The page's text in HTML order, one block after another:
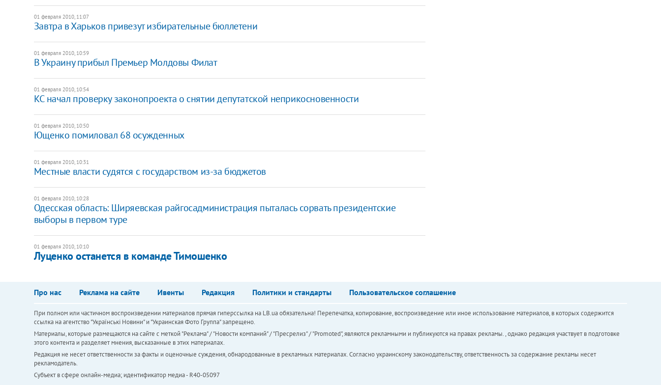
01 февраля 2010, 11:07
Завтра в Харьков привезут избирательные бюллетени
01 февраля 2010, 10:59
В Украину прибыл Премьер Молдовы Филат
01 февраля 2010, 10:54
КС начал проверку законопроекта о снятии депутатской неприкосновенности
01 февраля 2010, 10:50
Ющенко помиловал 68 осужденных
01 февраля 2010, 10:31
Местные власти судятся с государством из-за бюджетов
01 февраля 2010, 10:28
Одесская область: Ширяевская райгосадминистрация пыталась сорвать президентские
выборы в первом туре
01 февраля 2010, 10:10
Луценко останется в команде Тимошенко
Про нас Реклама на сайте Ивенты Редакция Политики и стандарты Пользовательское соглашение
При полном или частичном воспроизведении материалов прямая гиперссылка на LB.ua обязательна! Перепечатка, копирование, воспроизведение или иное использование материалов, в которых содержится
ссылка на агентство "Українськi Новини" и "Украинская Фото Группа" запрещено.
Материалы, которые размещаются на сайте с меткой "Реклама" / "Новости компаний" / "Пресрелиз" / "Promoted", являются рекламными и публикуются на правах рекламы. , однако редакция участвует в подготовке
этого контента и разделяет мнения, высказанные в этих материалах.
Редакция не несет ответственности за факты и оценочные суждения, обнародованные в рекламных материалах. Согласно украинскому законодательству, ответственность за содержание рекламы несет
рекламодатель.
Субъект в сфере онлайн-медиа; идентификатор медиа - R40-05097